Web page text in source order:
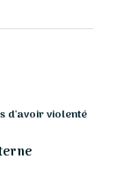
d'avoir violenté